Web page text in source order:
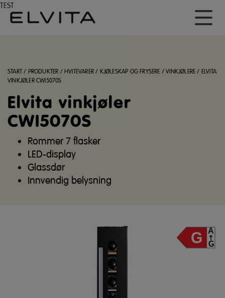
TEST
START / PRODUKTER /HVITEVARER / KJØLESKAP OG FRYSERE /VINKJØLERE / ELVITA
VINKJØLER CWI5070S
Elvita vinkjøler
CWI5070S
Rommer 7 flasker
LED-display
Glassdør
Innvendig belysning